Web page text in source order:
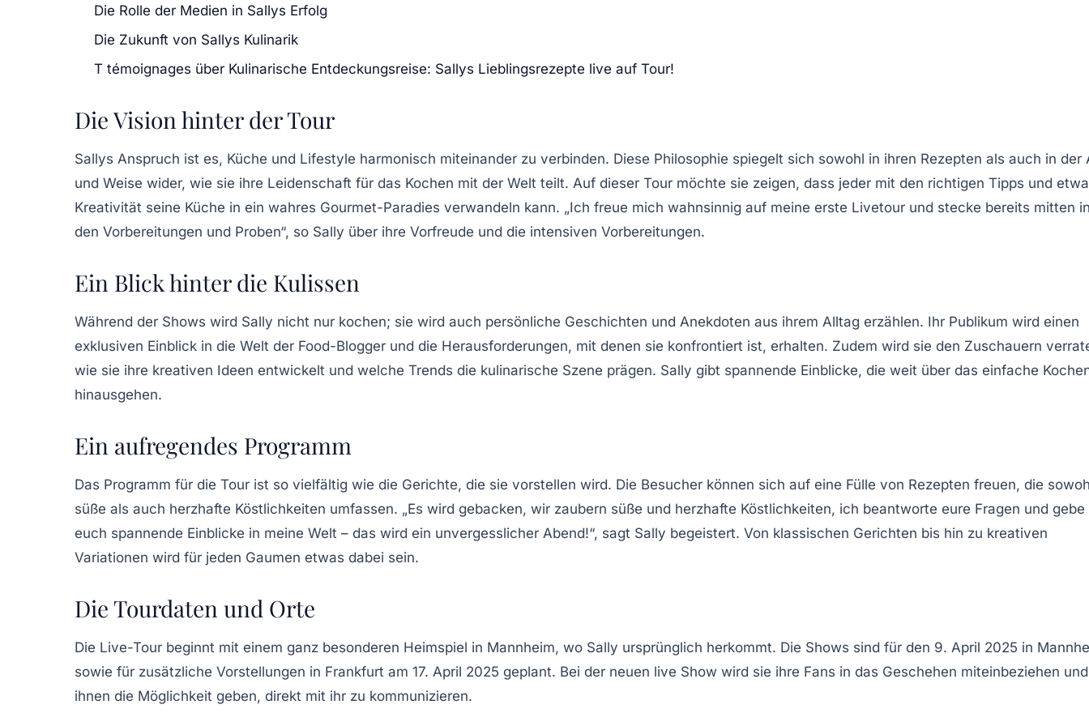
Die Rolle der Medien in Sallys Erfolg
Die Zukunft von Sallys Kulinarik
T témoignages über Kulinarische Entdeckungsreise: Sallys Lieblingsrezepte live auf Tour!
Die Vision hinter der Tour
Sallys Anspruch ist es, Küche und Lifestyle harmonisch miteinander zu verbinden. Diese Philosophie spiegelt sich sowohl in ihren Rezepten als auch in der
und Weise wider, wie sie ihre Leidenschaft für das Kochen mit der Welt teilt. Auf dieser Tour möchte sie zeigen, dass jeder mit den richtigen Tipps und
Kreativität seine Küche in ein wahres Gourmet-Paradies verwandeln kann. „Ich freue mich wahnsinnig auf meine erste Livetour und stecke bereits mitten
den Vorbereitungen und Proben“, so Sally über ihre Vorfreude und die intensiven Vorbereitungen.
Ein Blick hinter die Kulissen
Während der Shows wird Sally nicht nur kochen; sie wird auch persönliche Geschichten und Anekdoten aus ihrem Alltag erzählen. Ihr Publikum wird einen
exklusiven Einblick in die Welt der Food-Blogger und die Herausforderungen, mit denen sie konfrontiert ist, erhalten. Zudem wird sie den Zuschauern
wie sie ihre kreativen Ideen entwickelt und welche Trends die kulinarische Szene prägen. Sally gibt spannende Einblicke, die weit über das einfache
hinausgehen.
Ein aufregendes Programm
Das Programm für die Tour ist so vielfältig wie die Gerichte, die sie vorstellen wird. Die Besucher können sich auf eine Fülle von Rezepten freuen, die
süße als auch herzhafte Köstlichkeiten umfassen. „Es wird gebacken, wir zaubern süße und herzhafte Köstlichkeiten, ich beantworte eure Fragen und gebe
euch spannende Einblicke in meine Welt – das wird ein unvergesslicher Abend!“, sagt Sally begeistert. Von klassischen Gerichten bis hin zu kreativen
Variationen wird für jeden Gaumen etwas dabei sein.
Die Tourdaten und Orte
Die Live-Tour beginnt mit einem ganz besonderen Heimspiel in Mannheim, wo Sally ursprünglich herkommt. Die Shows sind für den 9. April 2025 in
sowie für zusätzliche Vorstellungen in Frankfurt am 17. April 2025 geplant. Bei der neuen live Show wird sie ihre Fans in das Geschehen miteinbeziehen und
ihnen die Möglichkeit geben, direkt mit ihr zu kommunizieren.